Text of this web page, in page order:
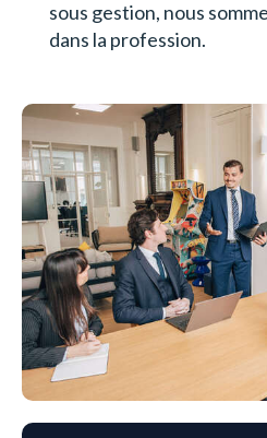
sous gestion, nous
dans la profession.